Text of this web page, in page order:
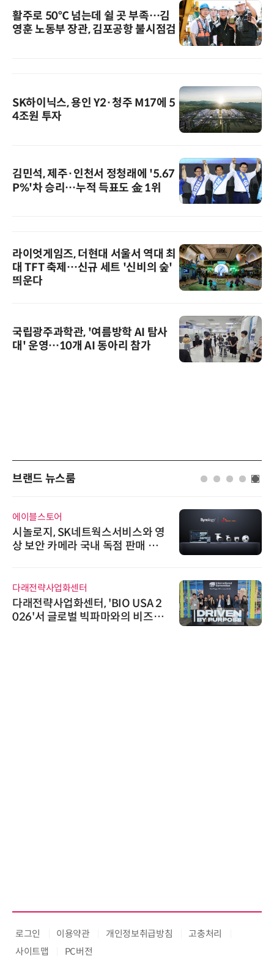
활주로 50℃ 넘는데 쉴 곳 부족…김
영훈 노동부 장관, 김포공항 불시점검
SK하이닉스, 용인 Y2·청주 M17에 5
4조원 투자
김민석, 제주·인천서 정청래에 '5.67
P%'차 승리…누적 득표도 金 1위
라이엇게임즈, 더현대 서울서 역대 최
대 TFT 축제…신규 세트 '신비의 숲'
띄운다
국립광주과학관, '여름방학 AI 탐사
대' 운영…10개 AI 동아리 참가
브랜드 뉴스룸
에이블스토어
시놀로지, SK네트웍스서비스와 영
상 보안 카메라 국내 독점 판매 파
다래전략사업화센터
다래전략사업화센터, 'BIO USA 2
026'서 글로벌 빅파마와의 비즈니
로그인 이용약관 개인정보취급방침
고충처리
사이트맵
PC버전